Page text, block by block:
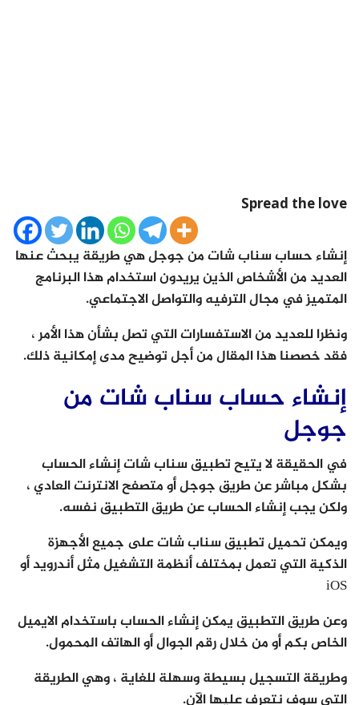
Spread the love
إنشاء حساب سناب شات من جوجل هي طريقة يبحث عنها
العديد من الأشخاص الذين يريدون استخدام هذا البرنامج
المتميز في مجال الترفيه والتواصل الاجتماعي.
ونظرا للعديد من الاستفسارات التي تصل بشأن هذا الأمر ،
فقد خصصنا هذا المقال من أجل توضيح مدى إمكانية ذلك.
إنشاء حساب سناب شات من
جوجل
في الحقيقة لا يتيح تطبيق سناب شات إنشاء الحساب
بشكل مباشر عن طريق جوجل أو متصفح الانترنت العادي ،
ولكن يجب إنشاء الحساب عن طريق التطبيق نفسه.
ويمكن تحميل تطبيق سناب شات على جميع الأجهزة
الذكية التي تعمل بمختلف أنظمة التشغيل مثل أندرويد أو
iOS
وعن طريق التطبيق يمكن إنشاء الحساب باستخدام الايميل
الخاص بكم أو من خلال رقم الجوال أو الهاتف المحمول.
وطريقة التسجيل بسيطة وسهلة للغاية ، وهي الطريقة
التي سوف نتعرف عليها الآن.